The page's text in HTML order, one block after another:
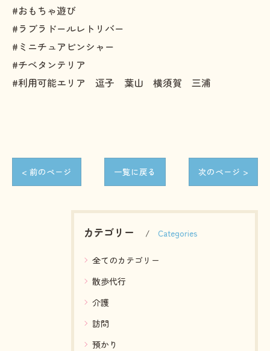
#おもちゃ遊び
#ラブラドールレトリバー
#ミニチュアピンシャー
#チベタンテリア
#利用可能エリア 逗子 葉山 横須賀 三浦
< 前のページ 一覧に戻る 次のページ >
カテゴリー Categories
全てのカテゴリー
散歩代行
介護
訪問
預かり